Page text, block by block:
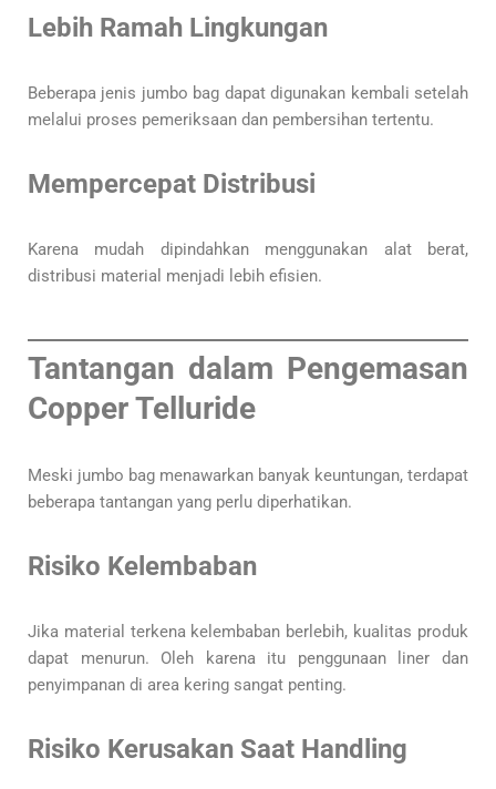
Lebih Ramah Lingkungan
Beberapa jenis jumbo bag dapat digunakan kembali setelah
melalui proses pemeriksaan dan pembersihan tertentu.
Mempercepat Distribusi
Karena mudah dipindahkan menggunakan alat berat,
distribusi material menjadi lebih efisien.
Tantangan dalam Pengemasan
Copper Telluride
Meski jumbo bag menawarkan banyak keuntungan, terdapat
beberapa tantangan yang perlu diperhatikan.
Risiko Kelembaban
Jika material terkena kelembaban berlebih, kualitas produk
dapat menurun. Oleh karena itu penggunaan liner dan
penyimpanan di area kering sangat penting.
Risiko Kerusakan Saat Handling